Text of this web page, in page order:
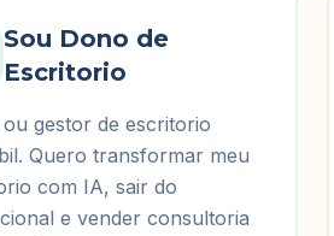
Sou Dono de
Escritorio
gestor de escritorio
Quero transformar meu
com IA, sair do
e vender consultoria